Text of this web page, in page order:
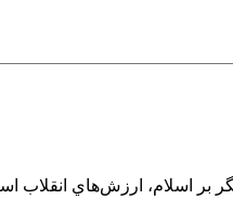
بر اسلام، ارزش‌هاي انقلاب